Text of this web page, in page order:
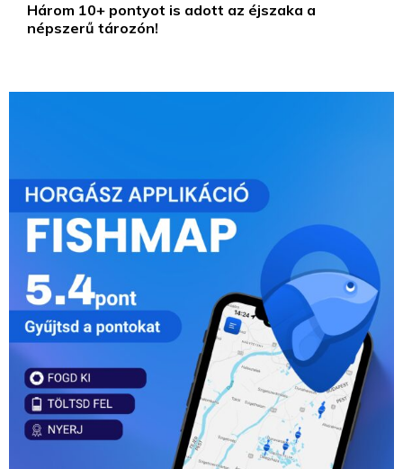
Három 10+ pontyot is adott az éjszaka a
népszerű tározón!